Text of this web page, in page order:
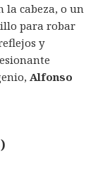
la cabeza, o un
para robar
y
Alfonso